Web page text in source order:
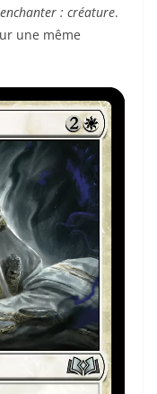
enchanter : créature.
une même